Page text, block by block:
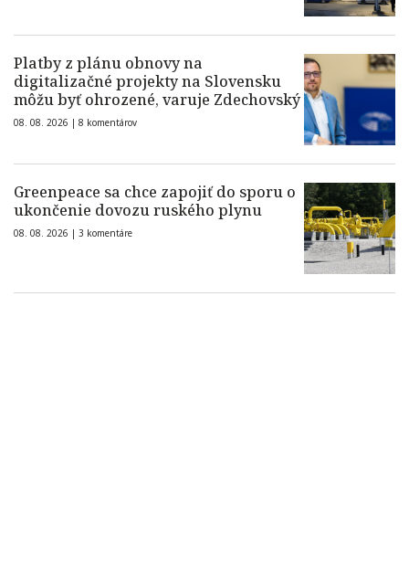
Platby z plánu obnovy na
digitalizačné projekty na Slovensku
môžu byť ohrozené, varuje Zdechovský
08. 08. 2026 | 8 komentárov
Greenpeace sa chce zapojiť do sporu o
ukončenie dovozu ruského plynu
08. 08. 2026 | 3 komentáre